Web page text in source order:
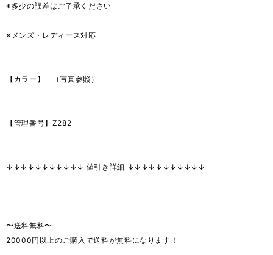
※多少の誤差はご了承ください
※メンズ・レディース対応
【カラー】 （写真参照）
【管理番号】Z282
↓↓↓↓↓↓↓↓↓↓↓ 値引き詳細 ↓↓↓↓↓↓↓↓↓↓↓
〜送料無料〜
20000円以上のご購入で送料が無料になります！